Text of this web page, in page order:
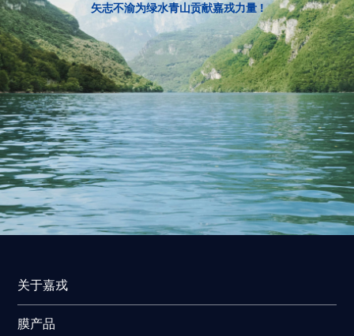
矢志不渝为绿水青山贡献嘉戎力量 !
关于嘉戎
膜产品